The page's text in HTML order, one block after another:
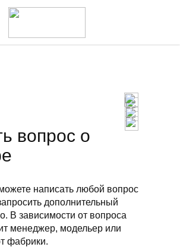
вопрос о
написать любой вопрос
дополнительный
В зависимости от вопроса
менеджер, модельер или
фабрики.